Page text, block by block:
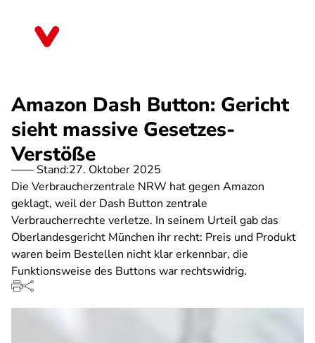
Amazon Dash Button: Gericht
sieht massive Gesetzes-
Verstöße
Stand:27. Oktober 2025
Die Verbraucherzentrale NRW hat gegen Amazon
geklagt, weil der Dash Button zentrale
Verbraucherrechte verletze. In seinem Urteil gab das
Oberlandesgericht München ihr recht: Preis und Produkt
waren beim Bestellen nicht klar erkennbar, die
Funktionsweise des Buttons war rechtswidrig.